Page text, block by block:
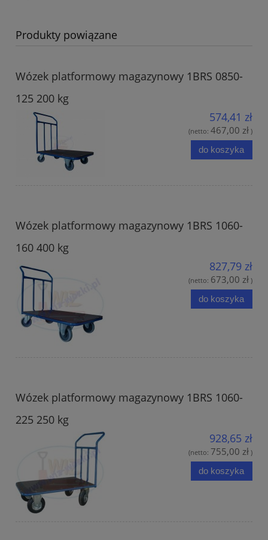
Produkty powiązane
Wózek platformowy magazynowy 1BRS 0850-
125 200 kg
574,41 zł
(netto: 467,00 zł )
do koszyka
Wózek platformowy magazynowy 1BRS 1060-
160 400 kg
827,79 zł
(netto: 673,00 zł )
do koszyka
Wózek platformowy magazynowy 1BRS 1060-
225 250 kg
928,65 zł
(netto: 755,00 zł )
do koszyka